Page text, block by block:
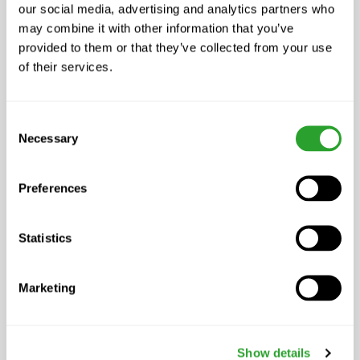
our social media, advertising and analytics partners who
may combine it with other information that you’ve
provided to them or that they’ve collected from your use
of their services.
Selection
Necessary
Preferences
Statistics
Marketing
Show details
Keramikpulver und 100 ml aufgelöste
Zuckerrohrmelasse (Klebmasse)
beigegeben werden. Nach dem Sprühen
und Antrocknen der Lösung ist ein leichter
festzustellen. Unter diesen Bedingungen
verzögert sich beim Regen das Abtragen
Haftung.
Zusammensetzung
Zuckerrohrmelasse, Kräuter, Essig und
Alkohol (fermentiert)
Gemäss FiBL-Betriebsmittelliste für den